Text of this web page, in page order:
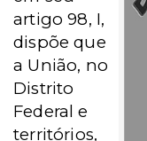
artigo 98, I,
dispõe que
a União, no
Distrito
Federal e
territórios,